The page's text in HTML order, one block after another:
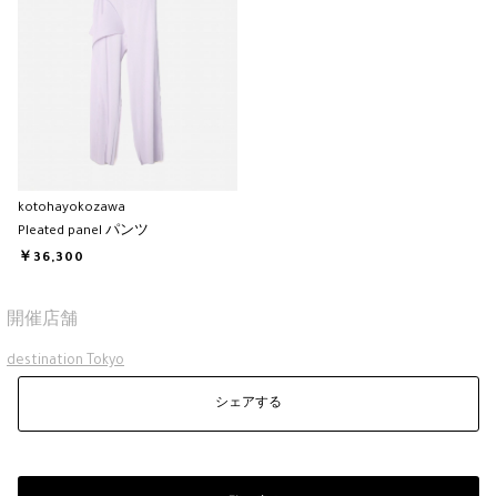
kotohayokozawa
Pleated panel パンツ
￥36,300
開催店舗
destination Tokyo
シェアする